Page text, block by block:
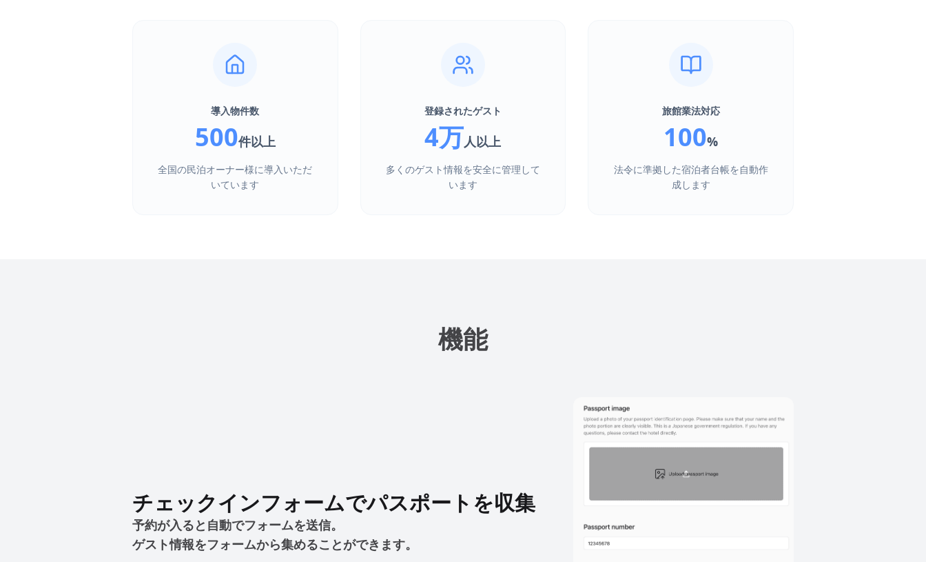
導入物件数
500件以上
全国の民泊オーナー様に導入いただ
いています
登録されたゲスト
4万人以上
多くのゲスト情報を安全に管理して
います
旅館業法対応
100%
法令に準拠した宿泊者台帳を自動作
成します
機能
チェックインフォームでパスポートを収集
予約が入ると自動でフォームを送信。
ゲスト情報をフォームから集めることができます。